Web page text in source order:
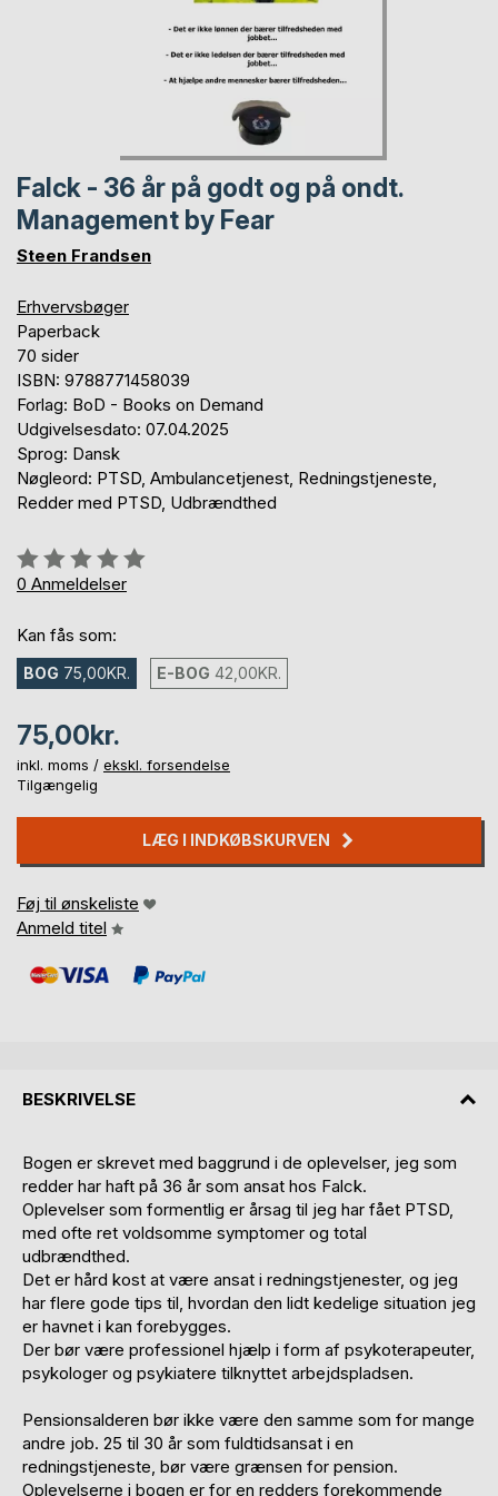
Falck - 36 år på godt og på ondt.
Management by Fear
Steen Frandsen
Erhvervsbøger
Paperback
70 sider
ISBN: 9788771458039
Forlag: BoD - Books on Demand
Udgivelsesdato: 07.04.2025
Sprog: Dansk
Nøgleord: PTSD, Ambulancetjenest, Redningstjeneste,
Redder med PTSD, Udbrændthed
Anmeldelse::
0%
0 Anmeldelser
Kan fås som:
BOG 75,00KR. E-BOG 42,00KR.
75,00kr.
inkl. moms / ekskl. forsendelse
Tilgængelig
LÆG I INDKØBSKURVEN
Føj til ønskeliste
Anmeld titel
BESKRIVELSE
Bogen er skrevet med baggrund i de oplevelser, jeg som
redder har haft på 36 år som ansat hos Falck.
Oplevelser som formentlig er årsag til jeg har fået PTSD,
med ofte ret voldsomme symptomer og total
udbrændthed.
Det er hård kost at være ansat i redningstjenester, og jeg
har flere gode tips til, hvordan den lidt kedelige situation jeg
er havnet i kan forebygges.
Der bør være professionel hjælp i form af psykoterapeuter,
psykologer og psykiatere tilknyttet arbejdspladsen.
Pensionsalderen bør ikke være den samme som for mange
andre job. 25 til 30 år som fuldtidsansat i en
redningstjeneste, bør være grænsen for pension.
Oplevelserne i bogen er for en redders forekommende